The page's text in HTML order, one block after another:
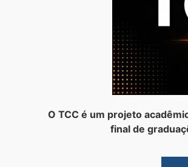
O TCC é um projeto
final de